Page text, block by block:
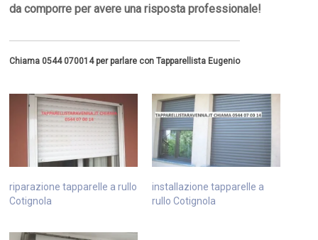
da comporre per avere una risposta professionale!
Chiama 0544 070014 per parlare con Tapparellista Eugenio
riparazione tapparelle a rullo
Cotignola
installazione tapparelle a
rullo Cotignola